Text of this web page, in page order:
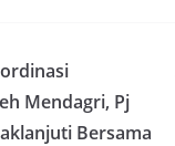
Mendagri, Pj
Bersama